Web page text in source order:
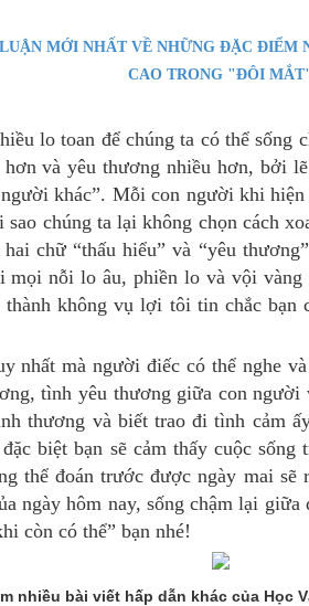
MỚI NHẤT VỀ NHỮNG ĐẶC ĐIỂM
CAO TRONG "ĐÔI
lo toan để chúng ta có thể
và yêu thương nhiều hơn, bởi
khác”. Mỗi con người khi
chúng ta lại không chọn cách
chữ “thấu hiểu” và “yêu
mọi nỗi lo âu, phiền lo và vội
không vụ lợi tôi tin chắc
nhất mà người điếc có thể nghe
tình yêu thương giữa con
thương và biết trao đi tình cảm
biệt bạn sẽ cảm thấy cuộc
thể đoán trước được ngày mai
ngày hôm nay, sống chậm lại
còn có thể” bạn nhé!
nhiều bài viết hấp dẫn khác của Học